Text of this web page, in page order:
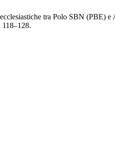
tra Polo SBN (PBE)
118–128.